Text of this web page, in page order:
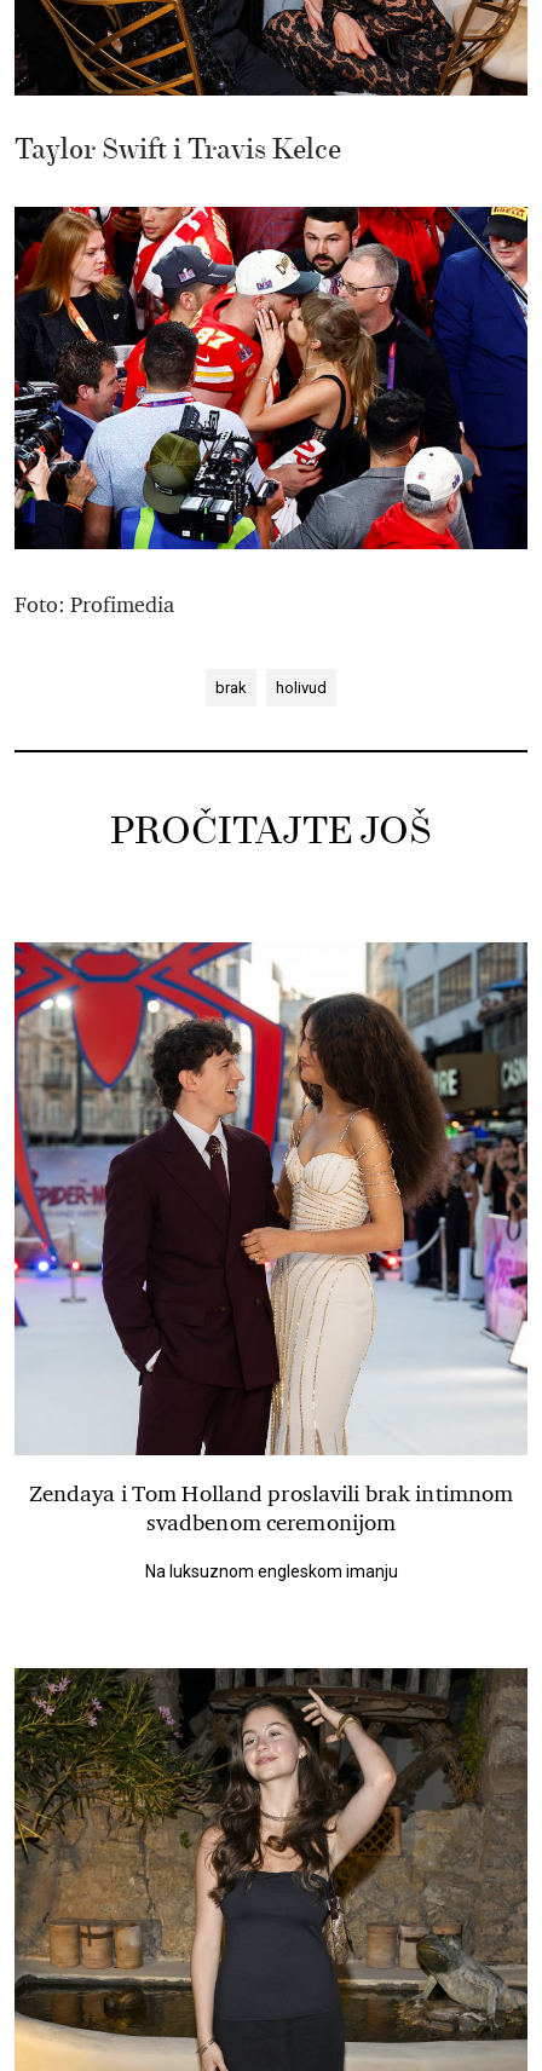
Taylor Swift i Travis Kelce
Foto: Profimedia
brak holivud
PROČITAJTE JOŠ
Zendaya i Tom Holland proslavili brak intimnom
svadbenom ceremonijom
Na luksuznom engleskom imanju